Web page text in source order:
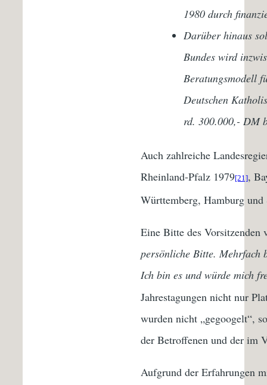
1980 durch
Darüber hinaus
Bundes wird
Beratungsmodell
Deutschen
rd. 300.000,- DM
Auch zahlreiche
Rheinland-Pfalz 1979[21],
Württemberg, Hamburg
Eine Bitte des Vorsitzenden
persönliche Bitte. Mehrfach
Ich bin es und würde mich
Jahrestagungen nicht nur
wurden nicht „gegoogelt“,
der Betroffenen und der im
Aufgrund der Erfahrungen